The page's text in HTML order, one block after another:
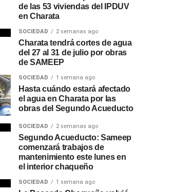
de las 53 viviendas del IPDUV
en Charata
SOCIEDAD 2 semanas ago
Charata tendrá cortes de agua
del 27 al 31 de julio por obras
de SAMEEP
SOCIEDAD 1 semana ago
Hasta cuándo estará afectado
el agua en Charata por las
obras del Segundo Acueducto
SOCIEDAD 2 semanas ago
Segundo Acueducto: Sameep
comenzará trabajos de
mantenimiento este lunes en
el interior chaqueño
SOCIEDAD 1 semana ago